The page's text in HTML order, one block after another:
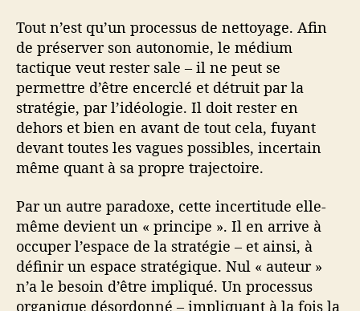
Tout n’est qu’un processus de nettoyage. Afin
de préserver son autonomie, le médium
tactique veut rester sale – il ne peut se
permettre d’être encerclé et détruit par la
stratégie, par l’idéologie. Il doit rester en
dehors et bien en avant de tout cela, fuyant
devant toutes les vagues possibles, incertain
même quant à sa propre trajectoire.
Par un autre paradoxe, cette incertitude elle-
même devient un « principe ». Il en arrive à
occuper l’espace de la stratégie – et ainsi, à
définir un espace stratégique. Nul « auteur »
n’a le besoin d’être impliqué. Un processus
organique désordonné – impliquant à la fois la